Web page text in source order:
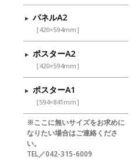
パネルA2
［420×594mm］
ポスターA2
［420×594mm］
ポスターA1
［594×841mm］
※ここに無いサイズをお求めに
なりたい場合はご連絡くださ
い。
TEL／042-315-6009